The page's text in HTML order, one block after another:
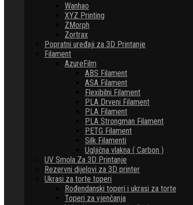
Wanhao
XYZ Printing
ZMorph
Zortrax
Popratni uređaji za 3D Printanje
Filament
AzureFilm
ABS Filament
ASA Filament
Flexibilni Filament
PLA Drveni Filament
PLA Filament
PLA Strongman Filament
PETG Filament
Silk Filamenti
Ugljična vlakna ( Carbon )
UV Smola Za 3D Printanje
Rezervni dijelovi za 3D printer
Ukrasi za torte toperi
Rođendanski toperi i ukrasi za torte
Toperi za vjenčanja